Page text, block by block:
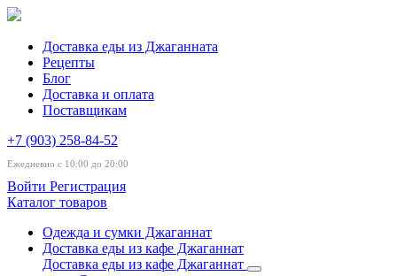
Доставка еды из Джаганната
Рецепты
Блог
Доставка и оплата
Поставщикам
+7 (903) 258-84-52
Ежедневно с 10:00 до 20:00
Войти Регистрация
Каталог товаров
Одежда и сумки Джаганнат
Доставка еды из кафе Джаганнат
Доставка еды из кафе Джаганнат